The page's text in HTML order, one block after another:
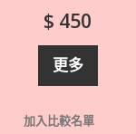
$ 450
更多
加入比較名單